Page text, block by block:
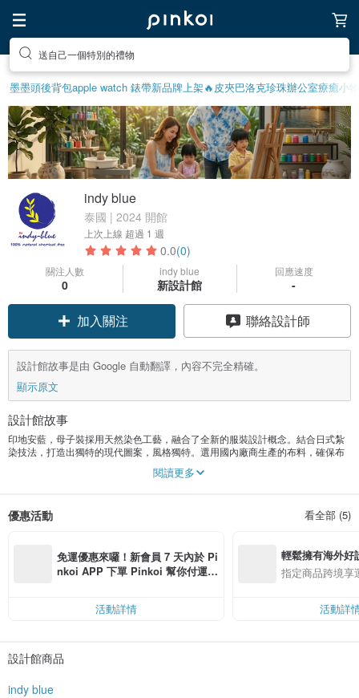
送自己一個特別的禮物
墨墨頭後背包apple watch 錶帶新品牌上架🔥皮夾巴洛克珍珠辦公室療癒小物
indy blue
泰國 | 2024 開館
上次上線 超過 1 週
0.0(0)
關注人數
0
indy blue
新設計館
回應速度
-
加入關注 聯絡設計師
設計館故事是由 Google 自動翻譯，內容不完全精確。
顯示原文
設計館故事
印地安藍，母子裝採用天然染色工藝，融合了全新的服裝設計概念。結合日式紮
染技法，打造出獨特的現代圖案，風格獨特。選用國內廠商生產的布料，確保布
料品質優良，品質可控。根據天氣選擇合適的布料。
結合靛等天然染料和各種樹葉，最大限度地利用原料，體現了泰國人民的生活方
（由泰國環境品質促進廳頒發）。
閱讀更多
優惠活動 看全部 (5)
免運優惠來囉！新會員 7 天內於 Pi
nkoi APP 下單 Pinkoi 幫你付運
活動詳情
輕鬆擁有海外好
指定商品跨境享
活動詳
設計館商品
indy blue